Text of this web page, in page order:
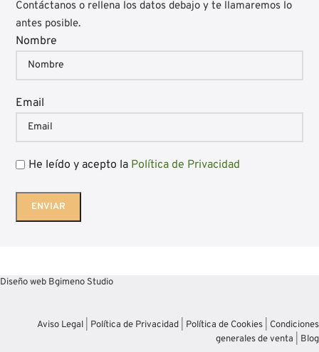
Contáctanos o rellena los datos debajo y te llamaremos lo
antes posible.
Nombre
Email
He leído y acepto la Política de Privacidad
Diseño web Bgimeno Studio
Aviso Legal Política de Privacidad Política de Cookies
Condiciones
generales de venta
Blog